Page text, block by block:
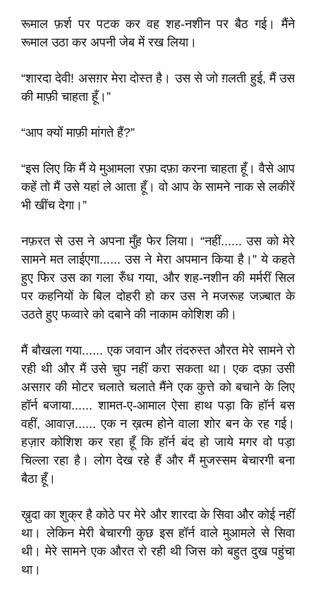
रूमाल फ़र्श पर पटक कर वह शह-नशीन पर बैठ गई। मैंने
रूमाल उठा कर अपनी जेब में रख लिया।
“शारदा देवी! असग़र मेरा दोस्त है। उस से जो ग़लती हुई, मैं उस
की माफ़ी चाहता हूँ।”
“आप क्यों माफ़ी मांगते हैं?”
“इस लिए कि मैं ये मुआमला रफ़ा दफ़ा करना चाहता हूँ। वैसे आप
कहें तो मैं उसे यहां ले आता हूँ। वो आप के सामने नाक से लकीरें
भी खींच देगा।”
नफ़रत से उस ने अपना मुँह फेर लिया। “नहीं...... उस को मेरे
सामने मत लाईएगा...... उस ने मेरा अपमान किया है।” ये कहते
हुए फिर उस का गला रुँध गया, और शह-नशीन की मर्मरीं सिल
पर कहनियों के बिल दोहरी हो कर उस ने मजरूह जज़्बात के
उठते हुए फव्वारे को दबाने की नाकाम कोशिश की।
मैं बौखला गया...... एक जवान और तंदरुस्त औरत मेरे सामने रो
रही थी और मैं उसे चुप नहीं करा सकता था। एक दफ़ा उसी
असग़र की मोटर चलाते चलाते मैंने एक कुत्ते को बचाने के लिए
हॉर्न बजाया...... शामत-ए-आमाल ऐसा हाथ पड़ा कि हॉर्न बस
वहीं, आवाज़...... एक न ख़त्म होने वाला शोर बन के रह गई।
हज़ार कोशिश कर रहा हूँ कि हॉर्न बंद हो जाये मगर वो पड़ा
चिल्ला रहा है। लोग देख रहे हैं और मैं मुजस्सम बेचारगी बना
बैठा हूँ।
ख़ुदा का शुक्र है कोठे पर मेरे और शारदा के सिवा और कोई नहीं
था। लेकिन मेरी बेचारगी कुछ इस हॉर्न वाले मुआमले से सिवा
थी। मेरे सामने एक औरत रो रही थी जिस को बहुत दुख पहुंचा
था।